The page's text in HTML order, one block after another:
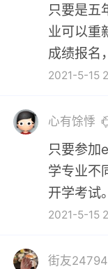
只要是五
业可以重
成绩报名
2021-5-15
心有馀悸
只要参加
学专业不
开学考试。
2021-5-15
街友